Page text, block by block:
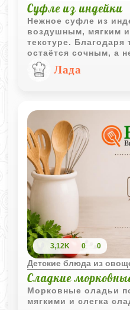
Суфле из индейки
Нежное суфле из
воздушным, мягким
текстуре.
остаётся сочным, а
формочки делают
для детей.
Лада
3,12K 0 0
Детские блюда из
Сладкие
Морковные оладьи
мягкими и слегка